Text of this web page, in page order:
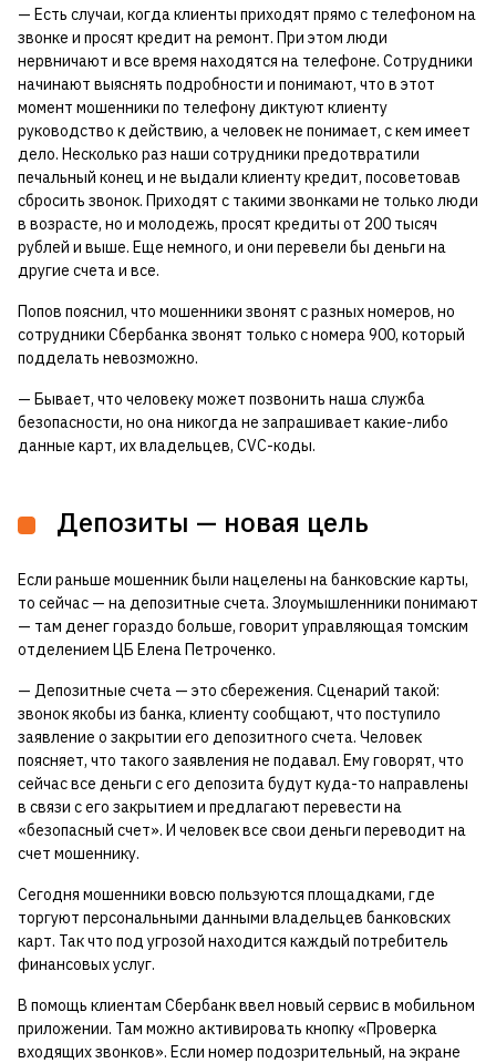
— Есть случаи, когда клиенты приходят прямо с телефоном на
звонке и просят кредит на ремонт. При этом люди
нервничают и все время находятся на телефоне. Сотрудники
начинают выяснять подробности и понимают, что в этот
момент мошенники по телефону диктуют клиенту
руководство к действию, а человек не понимает, с кем имеет
дело. Несколько раз наши сотрудники предотвратили
печальный конец и не выдали клиенту кредит, посоветовав
сбросить звонок. Приходят с такими звонками не только люди
в возрасте, но и молодежь, просят кредиты от 200 тысяч
рублей и выше. Еще немного, и они перевели бы деньги на
другие счета и все.
Попов пояснил, что мошенники звонят с разных номеров, но
сотрудники Сбербанка звонят только с номера 900, который
подделать невозможно.
— Бывает, что человеку может позвонить наша служба
безопасности, но она никогда не запрашивает какие-либо
данные карт, их владельцев, CVC-коды.
Депозиты — новая цель
Если раньше мошенник были нацелены на банковские карты,
то сейчас — на депозитные счета. Злоумышленники понимают
— там денег гораздо больше, говорит управляющая томским
отделением ЦБ Елена Петроченко.
— Депозитные счета — это сбережения. Сценарий такой:
звонок якобы из банка, клиенту сообщают, что поступило
заявление о закрытии его депозитного счета. Человек
поясняет, что такого заявления не подавал. Ему говорят, что
сейчас все деньги с его депозита будут куда-то направлены
в связи с его закрытием и предлагают перевести на
«безопасный счет». И человек все свои деньги переводит на
счет мошеннику.
Сегодня мошенники вовсю пользуются площадками, где
торгуют персональными данными владельцев банковских
карт. Так что под угрозой находится каждый потребитель
финансовых услуг.
В помощь клиентам Сбербанк ввел новый сервис в мобильном
приложении. Там можно активировать кнопку «Проверка
входящих звонков». Если номер подозрительный, на экране